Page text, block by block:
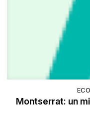
Montserrat: un